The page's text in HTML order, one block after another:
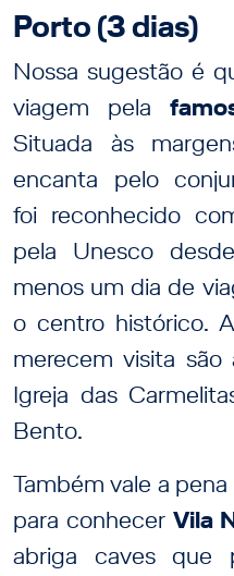
Porto (3 dias)
Nossa sugestão é
viagem pela
Situada às
encanta pelo
foi reconhecido
pela Unesco
menos um dia de
o centro histórico.
merecem visita são
Igreja das
Bento.
Também vale a
para conhecer Vila
abriga caves que